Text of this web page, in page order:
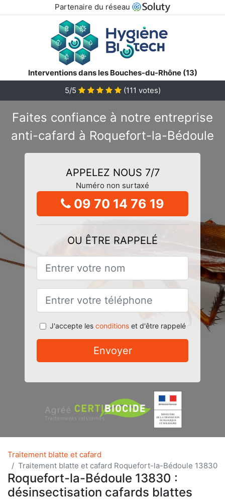
Partenaire du réseau
Interventions dans les Bouches-du-Rhône (13)
5/5
(111 votes)
Faites confiance à notre entreprise
anti-cafard à Roquefort-la-Bédoule
APPELEZ NOUS 7/7
Numéro non surtaxé
09 70 14 76 19
OU ÊTRE RAPPELÉ
J'accepte les conditionset d'être rappelé
Envoyer
Traitement blatte et cafard
Traitement blatte et cafard Roquefort-la-Bédoule 13830
Roquefort-la-Bédoule 13830 :
désinsectisation cafards blattes